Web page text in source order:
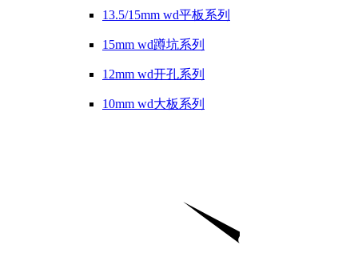
13.5/15mm wd平板系列
15mm wd蹲坑系列
12mm wd开孔系列
10mm wd大板系列